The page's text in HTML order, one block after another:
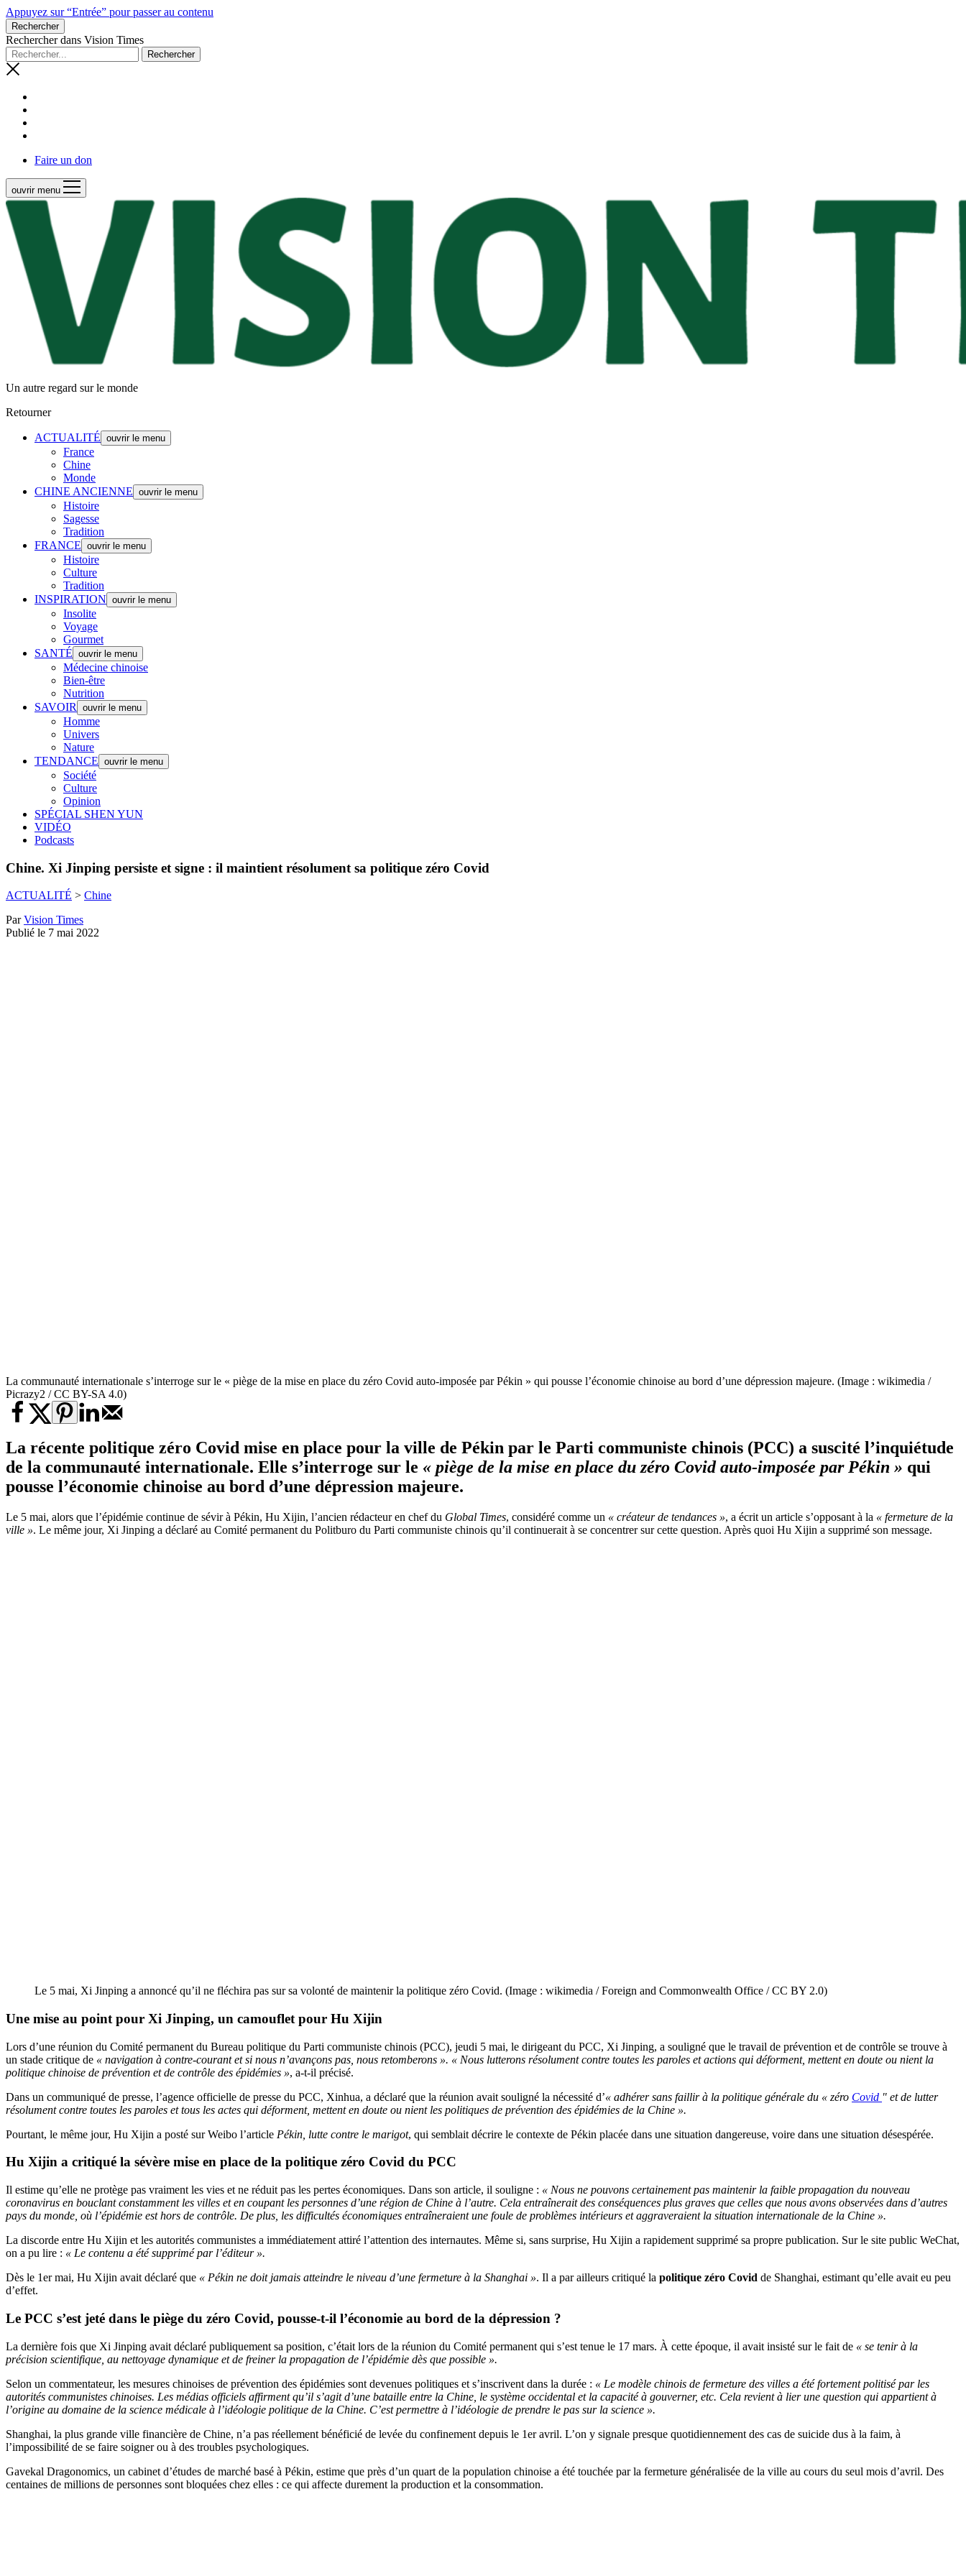
Appuyez sur “Entrée” pour passer au contenu
Rechercher
Rechercher dans Vision Times
Faire un don
ouvrir menu
Un autre regard sur le monde
Retourner
ACTUALITÉ ouvrir le menu
France
Chine
Monde
CHINE ANCIENNE ouvrir le menu
Histoire
Sagesse
Tradition
FRANCE ouvrir le menu
Histoire
Culture
Tradition
INSPIRATION ouvrir le menu
Insolite
Voyage
Gourmet
SANTÉ ouvrir le menu
Médecine chinoise
Bien-être
Nutrition
SAVOIR
ouvrir le menu
Homme
Univers
Nature
TENDANCE ouvrir le menu
Société
Culture
Opinion
SPÉCIAL SHEN YUN
VIDÉO
Podcasts
Chine. Xi Jinping persiste et signe : il maintient résolument sa politique zéro Covid
ACTUALITÉ > Chine
ParVision Times
Publié le 7 mai 2022
La communauté internationale s’interroge sur le « piège de la mise en place du zéro Covid auto-imposée par Pékin » qui pousse l’économie chinoise au bord d’une dépression majeure. (Image : wikimedia /
Picrazy2 / CC BY-SA 4.0)
La récente politique zéro Covid mise en place pour la ville de Pékin par le Parti communiste chinois (PCC) a suscité l’inquiétude
de la communauté internationale. Elle s’interroge sur le « piège de la mise en place du zéro Covid auto-imposée par Pékin » qui
pousse l’économie chinoise au bord d’une dépression majeure.
Le 5 mai, alors que l’épidémie continue de sévir à Pékin, Hu Xijin, l’ancien rédacteur en chef du Global Times, considéré comme un « créateur de tendances », a écrit un article s’opposant à la « fermeture de la
ville ». Le même jour, Xi Jinping a déclaré au Comité permanent du Politburo du Parti communiste chinois qu’il continuerait à se concentrer sur cette question. Après quoi Hu Xijin a supprimé son message.
Le 5 mai, Xi Jinping a annoncé qu’il ne fléchira pas sur sa volonté de maintenir la politique zéro Covid. (Image : wikimedia / Foreign and Commonwealth Office / CC BY 2.0)
Une mise au point pour Xi Jinping, un camouflet pour Hu Xijin
Lors d’une réunion du Comité permanent du Bureau politique du Parti communiste chinois (PCC), jeudi 5 mai, le dirigeant du PCC, Xi Jinping, a souligné que le travail de prévention et de contrôle se trouve à
un stade critique de « navigation à contre-courant et si nous n’avançons pas, nous retomberons ». « Nous lutterons résolument contre toutes les paroles et actions qui déforment, mettent en doute ou nient la
politique chinoise de prévention et de contrôle des épidémies », a-t-il précisé.
Dans un communiqué de presse, l’agence officielle de presse du PCC, Xinhua, a déclaré que la réunion avait souligné la nécessité d’« adhérer sans faillir à la politique générale du « zéro Covid " et de lutter
résolument contre toutes les paroles et tous les actes qui déforment, mettent en doute ou nient les politiques de prévention des épidémies de la Chine ».
Pourtant, le même jour, Hu Xijin a posté sur Weibo l’article Pékin, lutte contre le marigot, qui semblait décrire le contexte de Pékin placée dans une situation dangereuse, voire dans une situation désespérée.
Hu Xijin a critiqué la sévère mise en place de la politique zéro Covid du PCC
Il estime qu’elle ne protège pas vraiment les vies et ne réduit pas les pertes économiques. Dans son article, il souligne : « Nous ne pouvons certainement pas maintenir la faible propagation du nouveau
coronavirus en bouclant constamment les villes et en coupant les personnes d’une région de Chine à l’autre. Cela entraînerait des conséquences plus graves que celles que nous avons observées dans d’autres
pays du monde, où l’épidémie est hors de contrôle. De plus, les difficultés économiques entraîneraient une foule de problèmes intérieurs et aggraveraient la situation internationale de la Chine ».
La discorde entre Hu Xijin et les autorités communistes a immédiatement attiré l’attention des internautes. Même si, sans surprise, Hu Xijin a rapidement supprimé sa propre publication. Sur le site public WeChat,
on a pu lire : « Le contenu a été supprimé par l’éditeur ».
Dès le 1er mai, Hu Xijin avait déclaré que « Pékin ne doit jamais atteindre le niveau d’une fermeture à la Shanghai ». Il a par ailleurs critiqué la politique zéro Covid de Shanghai, estimant qu’elle avait eu peu
d’effet.
Le PCC s’est jeté dans le piège du zéro Covid, pousse-t-il l’économie au bord de la dépression ?
La dernière fois que Xi Jinping avait déclaré publiquement sa position, c’était lors de la réunion du Comité permanent qui s’est tenue le 17 mars. À cette époque, il avait insisté sur le fait de « se tenir à la
précision scientifique, au nettoyage dynamique et de freiner la propagation de l’épidémie dès que possible ».
Selon un commentateur, les mesures chinoises de prévention des épidémies sont devenues politiques et s’inscrivent dans la durée : « Le modèle chinois de fermeture des villes a été fortement politisé par les
autorités communistes chinoises. Les médias officiels affirment qu’il s’agit d’une bataille entre la Chine, le système occidental et la capacité à gouverner, etc. Cela revient à lier une question qui appartient à
l’origine au domaine de la science médicale à l’idéologie politique de la Chine. C’est permettre à l’idéologie de prendre le pas sur la science ».
Shanghai, la plus grande ville financière de Chine, n’a pas réellement bénéficié de levée du confinement depuis le 1er avril. L’on y signale presque quotidiennement des cas de suicide dus à la faim, à
l’impossibilité de se faire soigner ou à des troubles psychologiques.
Gavekal Dragonomics, un cabinet d’études de marché basé à Pékin, estime que près d’un quart de la population chinoise a été touchée par la fermeture généralisée de la ville au cours du seul mois d’avril. Des
centaines de millions de personnes sont bloquées chez elles : ce qui affecte durement la production et la consommation.